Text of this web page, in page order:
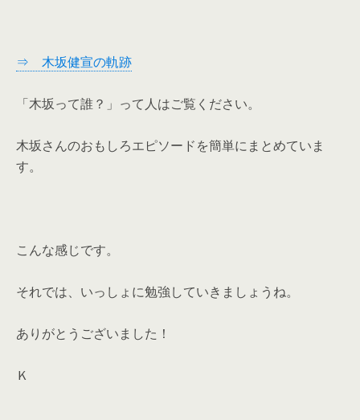
⇒ 木坂健宣の軌跡
「木坂って誰？」って人はご覧ください。
木坂さんのおもしろエピソードを簡単にまとめていま
す。
こんな感じです。
それでは、いっしょに勉強していきましょうね。
ありがとうございました！
Ｋ